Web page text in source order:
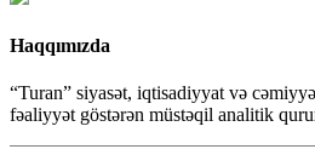
Haqqımızda
“Turan” siyasət, iqtisadiyyat və
fəaliyyət göstərən müstəqil analitik